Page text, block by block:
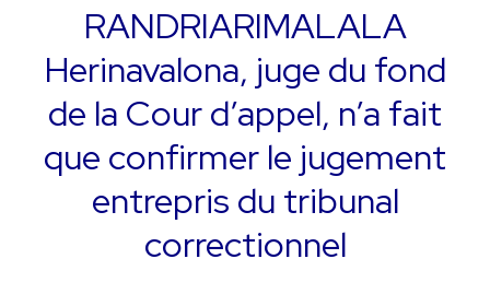
RANDRIARIMALALA
Herinavalona, juge du fond
de la Cour d’appel, n’a fait
que confirmer le jugement
entrepris du tribunal
correctionnel